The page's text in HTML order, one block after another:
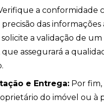
a conformidade
precisão das informações
solicite a validação de um
assegurará a
e Entrega: Por
do imóvel ou à